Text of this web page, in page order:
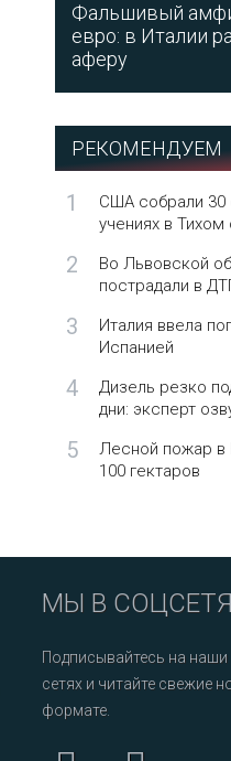
Фальшивый
евро: в Италии
аферу
РЕКОМЕНДУЕМ
1
США собрали 30
учениях в Тихом
2
Во Львовской
пострадали в
3
Италия ввела
Испанией
4
Дизель резко
дни: эксперт
5
Лесной пожар в
100 гектаров
МЫ В
Подписывайтесь на
сетях и читайте свежие
формате.